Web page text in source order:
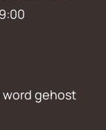
word gehost